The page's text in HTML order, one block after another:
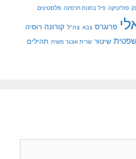
פוליטיקה פיל בחנות חרסינה פלסטינים
פרוגרס צבא צה"ל קורונה רוסיה
שיטור שרית אונגר משיח תהילים